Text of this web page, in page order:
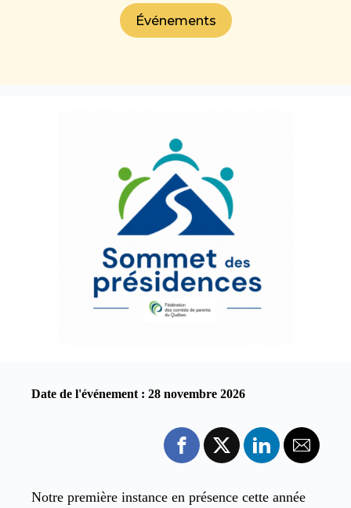
Événements
Date de l'événement : 28 novembre 2026
Notre première instance en présence cette année